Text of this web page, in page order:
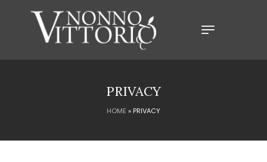
PRIVACY
HOME » PRIVACY